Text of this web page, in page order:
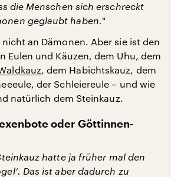
die Menschen sich erschreckt
geglaubt haben."
an Dämonen. Aber sie ist den
Eulen und Käuzen, dem Uhu, dem
, dem Habichtskauz, dem
der Schleiereule – und wie
natürlich dem Steinkauz.
oder Göttinnen-
hatte ja früher mal den
Das ist aber dadurch zu